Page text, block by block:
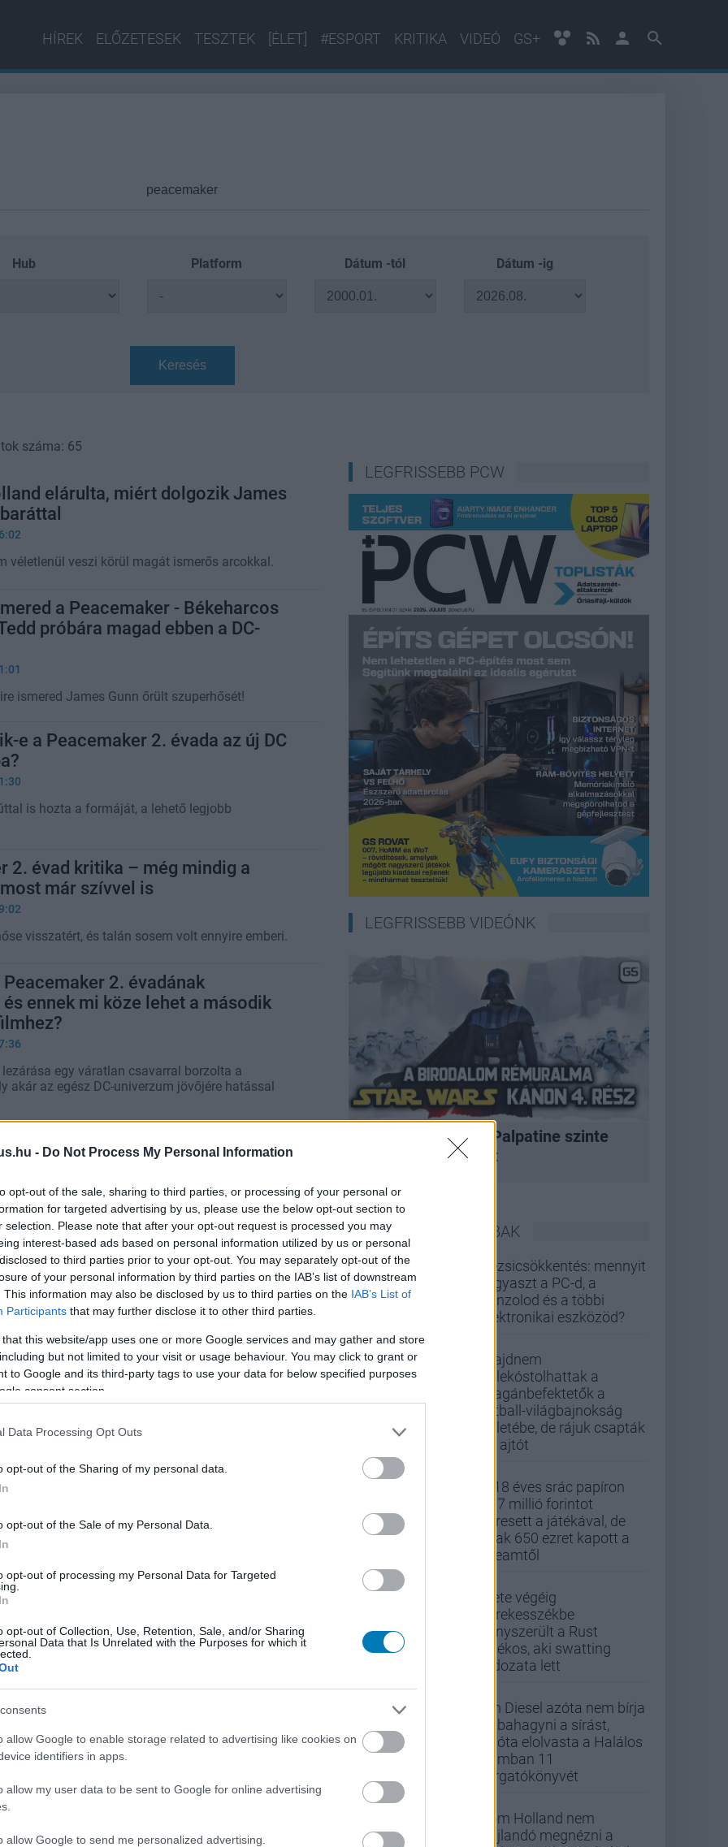
- Do Not Process My Personal Information
opt-out of the sale, sharing to third parties, or processing of your personal or
for targeted advertising by us, please use the below opt-out section to
selection. Please note that after your opt-out request is processed you may
interest-based ads based on personal information utilized by us or personal
to third parties prior to your opt-out. You may separately opt-out of the
of your personal information by third parties on the IAB’s list of downstream
This information may also be disclosed by us to third parties on the IAB’s List of
Participants that may further disclose it to other third parties.
that this website/app uses one or more Google services and may gather and store
but not limited to your visit or usage behaviour. You may click to grant or
to Google and its third-party tags to use your data for below specified purposes
consent section.
Data Processing Opt Outs
opt-out of the Sharing of my personal data.
opt-out of the Sale of my Personal Data.
opt-out of processing my Personal Data for Targeted
opt-out of Collection, Use, Retention, Sale, and/or Sharing
Data that Is Unrelated with the Purposes for which it
allow Google to enable storage related to advertising like cookies on
identifiers in apps.
allow my user data to be sent to Google for online advertising
allow Google to send me personalized advertising.
HÍREK ELŐZETESEK TESZTEK [ÉLET] #ESPORT KRITIKA VIDEÓ GS+
Hub Platform Dátum -tól Dátum -ig
Keresés
száma: 65
elárulta, miért dolgozik James
véletlenül veszi körül magát ismerős arcokkal.
a Peacemaker - Békeharcos
próbára magad ebben a DC-
ismered James Gunn őrült szuperhősét!
e a Peacemaker 2. évada az új DC
is hozta a formáját, a lehető legjobb
2. évad kritika – még mindig a
már szívvel is
visszatért, és talán sosem volt ennyire emberi.
2. évadának
ennek mi köze lehet a második
egy váratlan csavarral borzolta a
akár az egész DC-univerzum jövőjére hatással
gyilkológépe, G.I. Robot
élőszereplős produkcióban is
android hamarosan az animációs
átléphet a filmvászonra.
legextrémebb fejlesztője
játékot készítene, tele vérrel és
szerint a karakterhez illene a Grasshopper
túl náci lett az új Peacemaker-
vették a játékból
nap alatt komoly vitát kavart, az Epic Games
a játékból.
új része bemutatta a DC
univerzumát - de mi is az Earth-X?
elsőre vadnak tűnő teóriája, miszerint az
univerzum nem is annyira hibátlan.
bevallotta: majdnem ő lett
de John Cena jobb választás volt a
James Gunn is mesélt erről.
LEGFRISSEBB PCW
LEGFRISSEBB VIDEÓNK
A korszak, amikor Palpatine szinte
bármit megtehetett
LEGOLVASOTTABBAK
Rezsicsökkentés: mennyit
fogyaszt a PC-d, a
konzolod és a többi
elektronikai eszközöd?
Majdnem
belekóstolhattak a
magánbefektetők a
futball-világbajnokság
üzletébe, de rájuk csapták
az ajtót
A 18 éves srác papíron
437 millió forintot
keresett a játékával, de
csak 650 ezret kapott a
Steamtől
Élete végéig
kerekesszékbe
kényszerült a Rust
játékos, aki swatting
áldozata lett
Vin Diesel azóta nem bírja
abbahagyni a sírást,
mióta elolvasta a Halálos
iramban 11
forgatókönyvét
Tom Holland nem
hajlandó megnézni a